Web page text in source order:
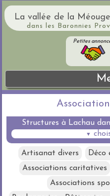
La vallée de la Méouge
dans les Baronnies
Petites
Structures à Lachau
▼
Artisanat divers
Associations caritatives
Associations